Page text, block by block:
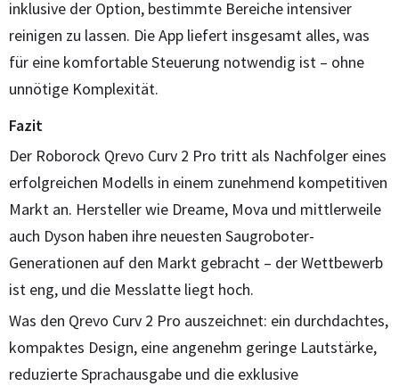
inklusive der Option, bestimmte Bereiche intensiver
reinigen zu lassen. Die App liefert insgesamt alles, was
für eine komfortable Steuerung notwendig ist – ohne
unnötige Komplexität.
Fazit
Der Roborock Qrevo Curv 2 Pro tritt als Nachfolger eines
erfolgreichen Modells in einem zunehmend kompetitiven
Markt an. Hersteller wie Dreame, Mova und mittlerweile
auch Dyson haben ihre neuesten Saugroboter-
Generationen auf den Markt gebracht – der Wettbewerb
ist eng, und die Messlatte liegt hoch.
Was den Qrevo Curv 2 Pro auszeichnet: ein durchdachtes,
kompaktes Design, eine angenehm geringe Lautstärke,
reduzierte Sprachausgabe und die exklusive